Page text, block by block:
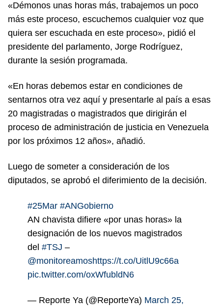
«Démonos unas horas más, trabajemos un poco
más este proceso, escuchemos cualquier voz que
quiera ser escuchada en este proceso», pidió el
presidente del parlamento, Jorge Rodríguez,
durante la sesión programada.
«En horas debemos estar en condiciones de
sentarnos otra vez aquí y presentarle al país a esas
20 magistradas o magistrados que dirigirán el
proceso de administración de justicia en Venezuela
por los próximos 12 años», añadió.
Luego de someter a consideración de los
diputados, se aprobó el diferimiento de la decisión.
#25Mar #ANGobierno
AN chavista difiere «por unas horas» la
designación de los nuevos magistrados
del #TSJ –
@monitoreamoshttps://t.co/UitlU9c66a
pic.twitter.com/oxWfubldN6
— Reporte Ya (@ReporteYa) March 25,